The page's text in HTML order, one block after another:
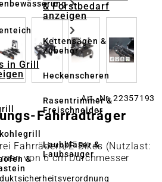
in Grill
&
& Forstbedarf
anzeigen
Kettensägen &
Zubehör
Heckenscheren
Rasentrimmer &
Freischneider
Laubbläser &
Laubsauger
Art.-Nr. 22357193
Fahrradträger
Fahrrädern/E-Bikes (Nutzlast:
von 6 cm Durchmesser